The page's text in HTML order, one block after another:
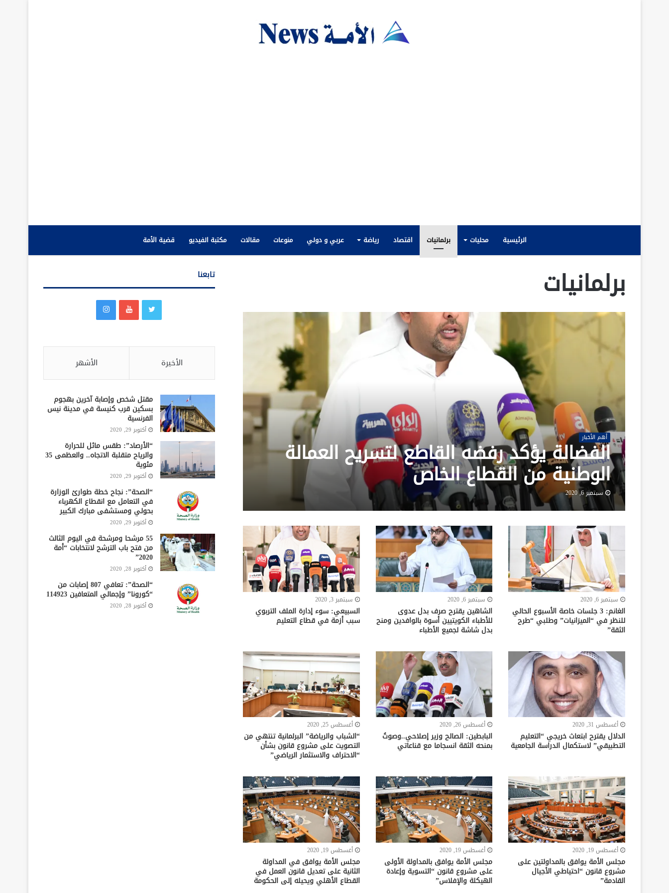
الرئيسية محليات برلمانيات اقتصاد رياضة عربي و دولي منوعات مقالات مكتبة الفيديو قضية الأمة
برلمانيات
أهم الأخبار
الفضالة يؤكد رفضه القاطع لتسريح العمالة
الوطنية من القطاع الخاص
سبتمبر 6, 2020
سبتمبر 6, 2020
الغانم: 3 جلسات خاصة الأسبوع الحالي
للنظر في “الميزانيات” وطلبي “طرح
الثقة”
سبتمبر 6, 2020
الشاهين يقترح صرف بدل عدوى
للأطباء الكويتيين أسوة بالوافدين ومنح
بدل شاشة لجميع الأطباء
سبتمبر 3, 2020
السبيعي: سوء إدارة الملف التربوي
سبب أزمة في قطاع التعليم
أغسطس 31, 2020
الدلال يقترح ابتعاث خريجي “التعليم
التطبيقي” لاستكمال الدراسة الجامعية
أغسطس 26, 2020
البابطين: الصالح وزير إصلاحي..وصوتُ
بمنحه الثقة انسجاما مع قناعاتي
أغسطس 25, 2020
“الشباب والرياضة” البرلمانية تنتهي من
التصويت على مشروع قانون بشأن
“الاحتراف والاستثمار الرياضي”
أغسطس 19, 2020
مجلس الأمة يوافق بالمداولتين على
مشروع قانون “احتياطي الأجيال
القادمة”
أغسطس 19, 2020
مجلس الأمة يوافق بالمداولة الأولى
على مشروع قانون “التسوية وإعادة
الهيكلة والإفلاس”
أغسطس 19, 2020
مجلس الأمة يوافق في المداولة
الثانية على تعديل قانون العمل في
القطاع الأهلي ويحيله إلى الحكومة
تابعنا
الأخيرة الأشهر
مقتل شخص وإصابة آخرين بهجوم
بسكين قرب كنيسة في مدينة نيس
الفرنسية
أكتوبر 29, 2020
“الأرصاد”: طقس مائل للحرارة
والرياح متقلبة الاتجاه.. والعظمى 35
مئوية
أكتوبر 29, 2020
“الصحة”: نجاح خطة طوارئ الوزارة
في التعامل مع انقطاع الكهرباء
بحولي ومستشفى مبارك الكبير
أكتوبر 29, 2020
55 مرشحا ومرشحة في اليوم الثالث
من فتح باب الترشح لانتخابات “أمة
2020”
أكتوبر 28, 2020
“الصحة”: تعافي 807 إصابات من
“كورونا” وإجمالي المتعافين 114923
أكتوبر 28, 2020